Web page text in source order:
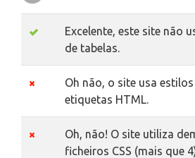
Excelente, este site não
de tabelas.
Oh não, o site usa estilos
etiquetas HTML.
Oh, não! O site utiliza
ficheiros CSS (mais que